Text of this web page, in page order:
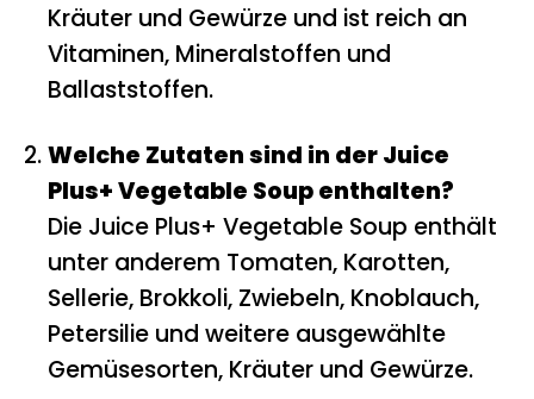
Kräuter und Gewürze und ist reich an
Vitaminen, Mineralstoffen und
Ballaststoffen.
Welche Zutaten sind in der Juice
Plus+ Vegetable Soup enthalten?
Die Juice Plus+ Vegetable Soup enthält
unter anderem Tomaten, Karotten,
Sellerie, Brokkoli, Zwiebeln, Knoblauch,
Petersilie und weitere ausgewählte
Gemüsesorten, Kräuter und Gewürze.